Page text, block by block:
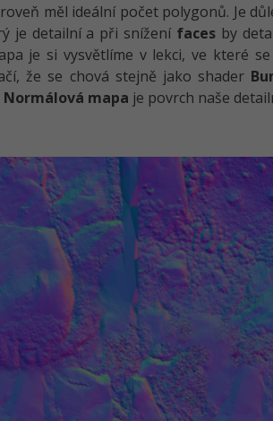
měl ideální počet polygonů. Je
je detailní a při snížení facesby
je si vysvětlíme v lekci, ve které
že se chová stejně jako shader
Normálová mapa je povrch naše